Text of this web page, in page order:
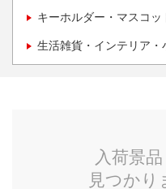
キーホルダー・マスコッ
生活雑貨・インテリア・